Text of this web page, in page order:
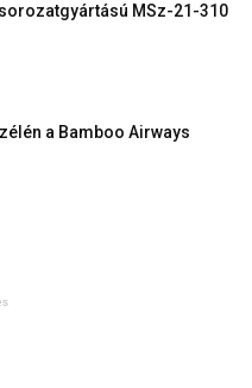
MSz-21-310
a Bamboo Airways